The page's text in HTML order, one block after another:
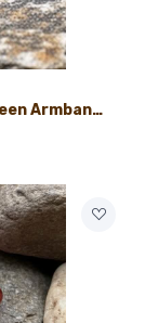
Handgemaakte Blauwe Jade Natuursteen Armband met Naam 8mm